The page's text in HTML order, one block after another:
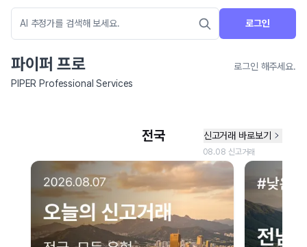
로그인
파이퍼 프로
로그인 해주세요.
PIPER Professional Services